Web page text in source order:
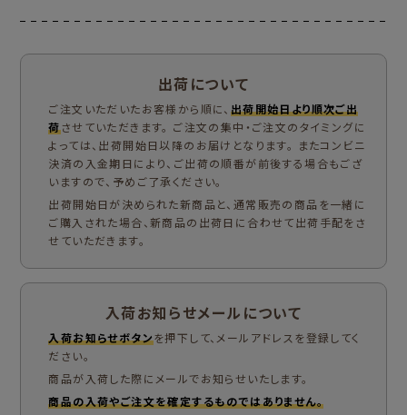
出荷について
ご注文いただいたお客様から順に、 出荷開始日より順次ご出
荷させていただきます。 ご注文の集中・ご注文のタイミングに
よっては、出荷開始日以降のお届けとなります。 またコンビニ
決済の入金期日により、ご出荷の順番が前後する場合もござ
いますので、予めご了承ください。
出荷開始日が決められた新商品と、通常販売の商品を一緒に
ご購入された場合、新商品の出荷日に合わせて出荷手配をさ
せていただきます。
入荷お知らせメールについて
入荷お知らせボタンを押下して、メールアドレスを登録してく
ださい。
商品が入荷した際にメールでお知らせいたします。
商品の入荷やご注文を確定するものではありません。